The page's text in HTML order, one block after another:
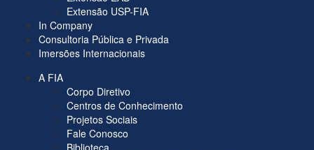
Extensão USP-FIA
In Company
Consultoria Pública e Privada
Imersões Internacionais
A FIA
Corpo Diretivo
Centros de Conhecimento
Projetos Sociais
Fale Conosco
Biblioteca